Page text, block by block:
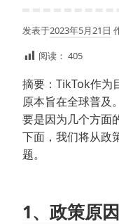
发表于2023年5月21日
阅读： 405
摘要：TikTok作为
原本旨在全球普及
要是因为几个方面
下面，我们将从政
题。
1、政策原因